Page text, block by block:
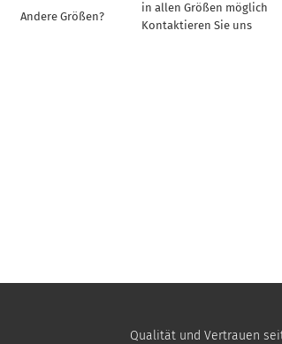
Andere Größen?
in allen Größen möglich
Kontaktieren Sie uns
Qualität und Vertrauen